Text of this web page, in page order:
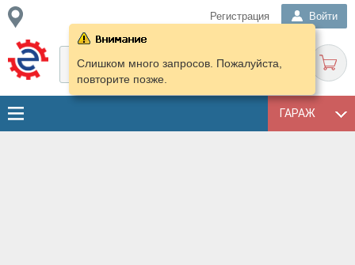
Регистрация Войти
ГАРАЖ
Слишком много запросов. Пожалуйста,
повторите позже.